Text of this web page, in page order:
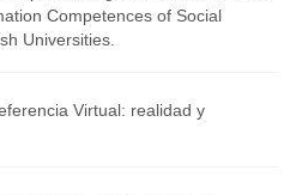
Competences of Social
Universities.
Virtual: realidad y